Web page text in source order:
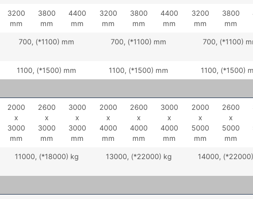
3200
mm
3800
mm
4400
mm
3200
mm
3800
mm
4400
mm
3200
mm
3800
mm
700, (*1100) mm 700, (*1100) mm 700, (*1100)
1100, (*1500) mm 1100, (*1500) mm 1100, (*1500)
2000
x
3000
mm
2600
x
3000
mm
3000
x
3000
mm
2000
x
4000
mm
2600
x
4000
mm
3000
x
4000
mm
2000
x
5000
mm
2600
x
5000
mm
11000, (*18000) kg 13000, (*22000) kg 14000,